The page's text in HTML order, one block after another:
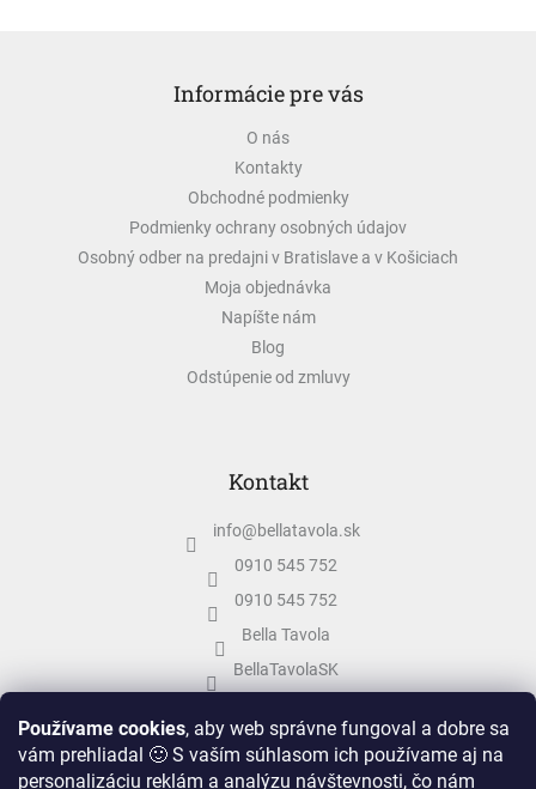
Používame cookies, aby web správne fungoval a dobre sa
vám prehliadal 🙂 S vaším súhlasom ich používame aj na
personalizáciu reklám a analýzu návštevnosti, čo nám
Informácie pre vás
O nás
Kontakty
Obchodné podmienky
Podmienky ochrany osobných údajov
Osobný odber na predajni v Bratislave a v Košiciach
Moja objednávka
Napíšte nám
Blog
Odstúpenie od zmluvy
Kontakt
info@bellatavola.sk
0910 545 752
0910 545 752
Bella Tavola
BellaTavolaSK